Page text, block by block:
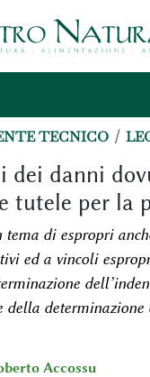
TECNICO
dei danni
tutele per la
di espropri
ed a vincoli
della determinazione
Accossu